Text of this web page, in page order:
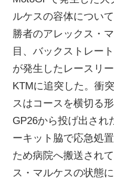
ルケスの容体につい
勝者のアレックス・
目、バックストレー
が発生したレースリ
KTMに追突した。衝
スはコースを横切る
GP26から投げ出され
ーキット脇で応急処
ため病院へ搬送され
ス・マルケスの状態